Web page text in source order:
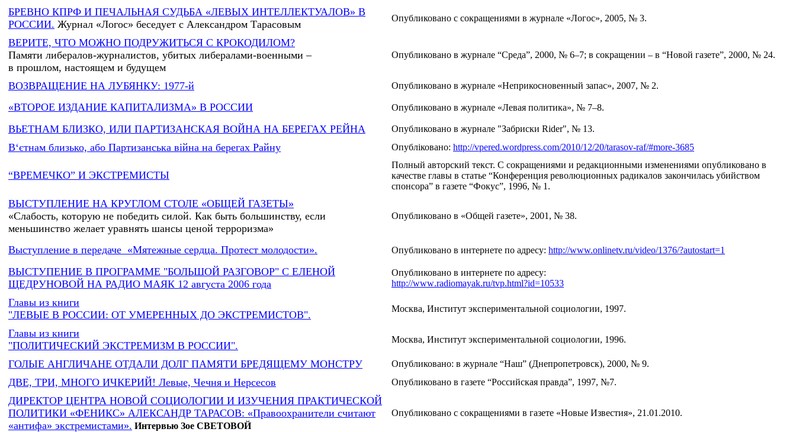
БРЕВНО КПРФ И ПЕЧАЛЬНАЯ СУДЬБА «ЛЕВЫХ ИНТЕЛЛЕКТУАЛОВ» В
РОССИИ. Журнал «Логос» беседует с Александром Тарасовым
Опубликовано с сокращениями в журнале «Логос», 2005, № 3.
ВЕРИТЕ, ЧТО МОЖНО ПОДРУЖИТЬСЯ С КРОКОДИЛОМ?
Памяти либералов-журналистов, убитых либералами-военными –
в прошлом, настоящем и будущем
Опубликовано в журнале “Среда”, 2000, № 6–7; в сокращении – в “Новой газете”, 2000, № 24.
ВОЗВРАЩЕНИЕ НА ЛУБЯНКУ: 1977-й Опубликовано в журнале «Неприкосновенный запас», 2007, № 2.
«ВТОРОЕ ИЗДАНИЕ КАПИТАЛИЗМА» В РОССИИ Опубликовано в журнале «Левая политика», № 7–8.
ВЬЕТНАМ БЛИЗКО, ИЛИ ПАРТИЗАНСКАЯ ВОЙНА НА БЕРЕГАХ РЕЙНА Опубликовано в журнале "Забриски Rider", № 13.
В‘єтнам близько, або Партизанська війна на берегах Райну Опубліковано: http://vpered.wordpress.com/2010/12/20/tarasov-raf/#more-3685
“ВРЕМЕЧКО” И ЭКСТРЕМИСТЫ
Полный авторский текст. С сокращениями и редакционными изменениями опубликовано в
качестве главы в статье “Конференция революционных радикалов закончилась убийством
спонсора” в газете “Фокус”, 1996, № 1.
ВЫСТУПЛЕНИЕ НА КРУГЛОМ СТОЛЕ «ОБЩЕЙ ГАЗЕТЫ»
«Слабость, которую не победить силой. Как быть большинству, если
меньшинство желает уравнять шансы ценой терроризма»
Опубликовано в «Общей газете», 2001, № 38.
Выступление в передаче «Мятежные сердца. Протест молодости». Опубликовано в интернете по адресу: http://www.onlinetv.ru/video/1376/?autostart=1
ВЫСТУПЕНИЕ В ПРОГРАММЕ "БОЛЬШОЙ РАЗГОВОР" С ЕЛЕНОЙ
ЩЕДРУНОВОЙ НА РАДИО МАЯК 12 августа 2006 года
Опубликовано в интернете по адресу:
http://www.radiomayak.ru/tvp.html?id=10533
Главы из книги
"ЛЕВЫЕ В РОССИИ: ОТ УМЕРЕННЫХ ДО ЭКСТРЕМИСТОВ".
Москва, Институт экспериментальной социологии, 1997.
Главы из книги
"ПОЛИТИЧЕСКИЙ ЭКСТРЕМИЗМ В РОССИИ".
Москва, Институт экспериментальной социологии, 1996.
ГОЛЫЕ АНГЛИЧАНЕ ОТДАЛИ ДОЛГ ПАМЯТИ БРЕДЯЩЕМУ МОНСТРУ Опубликовано: в журнале “Наш” (Днепропетровск), 2000, № 9.
ДВЕ, ТРИ, МНОГО ИЧКЕРИЙ! Левые, Чечня и Нерсесов Опубликовано в газете “Российская правда”, 1997, №7.
ДИРЕКТОР ЦЕНТРА НОВОЙ СОЦИОЛОГИИ И ИЗУЧЕНИЯ ПРАКТИЧЕСКОЙ
ПОЛИТИКИ «ФЕНИКС» АЛЕКСАНДР ТАРАСОВ: «Правоохранители считают
«антифа» экстремистами». Интервью Зое СВЕТОВОЙ
Опубликовано с сокращениями в газете «Новые Известия», 21.01.2010.